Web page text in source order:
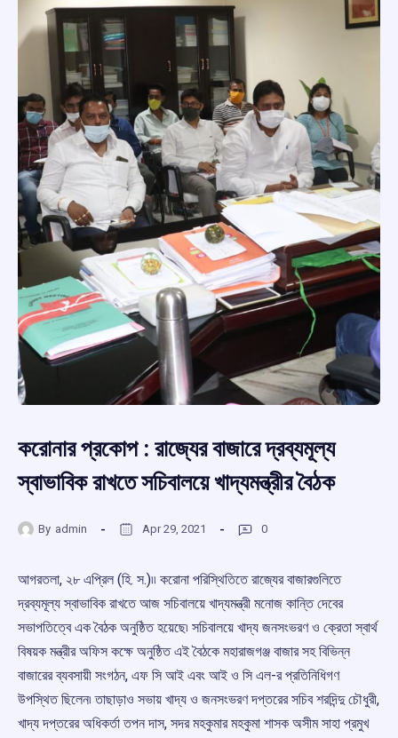
করোনার প্রকোপ : রাজ্যের বাজারে দ্রব্যমূল্য
স্বাভাবিক রাখতে সচিবালয়ে খাদ্যমন্ত্রীর বৈঠক
By admin Apr 29, 2021 0
আগরতলা, ২৮ এপ্রিল (হি. স.)৷৷ করোনা পরিস্থিতিতে রাজ্যের বাজারগুলিতে
দ্রব্যমূল্য স্বাভাবিক রাখতে আজ সচিবালয়ে খাদ্যমন্ত্রী মনোজ কান্তি দেবের
সভাপতিত্বে এক বৈঠক অনুষ্ঠিত হয়েছে৷ সচিবালয়ে খাদ্য জনসংভরণ ও ক্রেতা স্বার্থ
বিষয়ক মন্ত্রীর অফিস কক্ষে অনুষ্ঠিত এই বৈঠকে মহারাজগঞ্জ বাজার সহ বিভিন্ন
বাজারের ব্যবসায়ী সংগঠন, এফ সি আই এবং আই ও সি এল-র প্রতিনিধিগণ
উপস্থিত ছিলেন৷ তাছাড়াও সভায় খাদ্য ও জনসংভরণ দপ্তরের সচিব শরদিন্দু চৌধুরী,
খাদ্য দপ্তরের অধিকর্তা তপন দাস, সদর মহকুমার মহকুমা শাসক অসীম সাহা প্রমুখ